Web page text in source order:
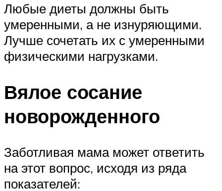
Любые диеты должны быть
умеренными, а не изнуряющими.
Лучше сочетать их с умеренными
физическими нагрузками.
Вялое сосание
новорожденного
Заботливая мама может ответить
на этот вопрос, исходя из ряда
показателей: